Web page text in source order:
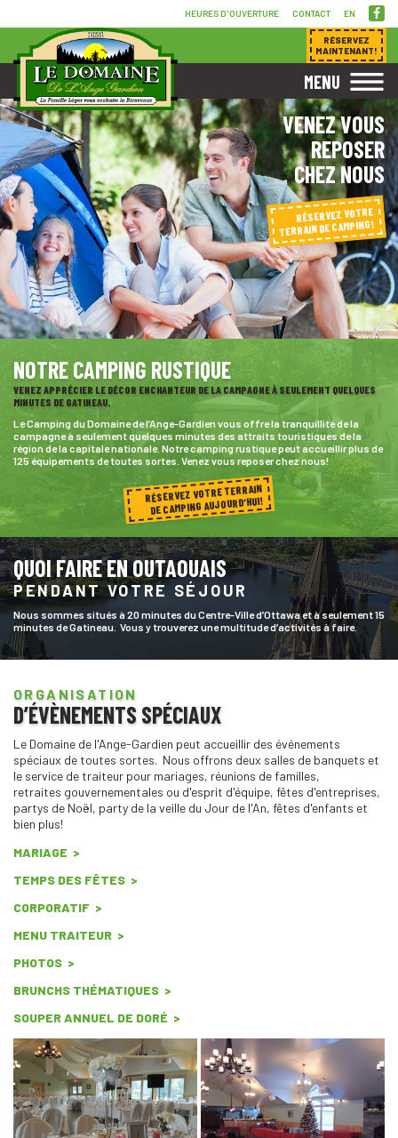
EN
HEURES D'OUVERTURE CONTACT
RÉSERVEZ
MAINTENANT!
MENU
VENEZ VOUS
REPOSER
CHEZ NOUS
RÉSERVEZ VOTRE
TERRAIN DE CAMPING!
NOTRE CAMPING RUSTIQUE
VENEZ APPRÉCIER LE DÉCOR ENCHANTEUR DE LA CAMPAGNE À SEULEMENT QUELQUES
MINUTES DE GATINEAU.
Le Camping du Domaine de l’Ange-Gardien vous offre la tranquillité de la
campagne à seulement quelques minutes des attraits touristiques de la
région de la capitale nationale. Notre camping rustique peut accueillir plus de
125 équipements de toutes sortes. Venez vous reposer chez nous!
RÉSERVEZ VOTRE TERRAIN
DE CAMPING AUJOURD’HUI!
QUOI FAIRE EN OUTAOUAIS
PENDANT VOTRE SÉJOUR
Nous sommes situés à 20 minutes du Centre-Ville d’Ottawa et à seulement 15
minutes de Gatineau. Vous y trouverez une multitude d’activités à faire.
ORGANISATION
D’ÉVÈNEMENTS SPÉCIAUX
Le Domaine de l'Ange-Gardien peut accueillir des événements
spéciaux de toutes sortes. Nous offrons deux salles de banquets et
le service de traiteur pour mariages, réunions de familles,
retraites gouvernementales ou d'esprit d'équipe, fêtes d'entreprises,
partys de Noël, party de la veille du Jour de l'An, fêtes d'enfants et
bien plus!
MARIAGE
TEMPS DES FÊTES
CORPORATIF
MENU TRAITEUR
PHOTOS
BRUNCHS THÉMATIQUES
SOUPER ANNUEL DE DORÉ